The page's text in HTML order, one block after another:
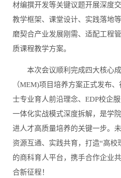
材编撰开发等关键议题开展深度
教学框架、课堂设计、实践落地
磨契合产业发展刚需、适配工程
质课程教学方案。
本次会议顺利完成四大核心
（MEM)项目培养方案正式发布
士专业育人前沿理念、EDP校企
一体化实战模式深度拆解，是学
进人才高质量培养的关键一步。
资源互通、实践共育，打造“高校
的商科育人平台，携手合作企业
合新征程！